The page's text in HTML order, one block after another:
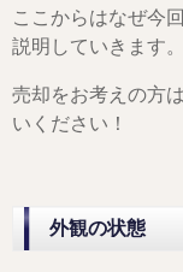
ここからはなぜ今
説明していきます。
売却をお考えの方
いください！
外観の状態